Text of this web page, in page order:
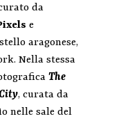
da
e
aragonese,
Nella stessa
The
, curata da
nelle sale del